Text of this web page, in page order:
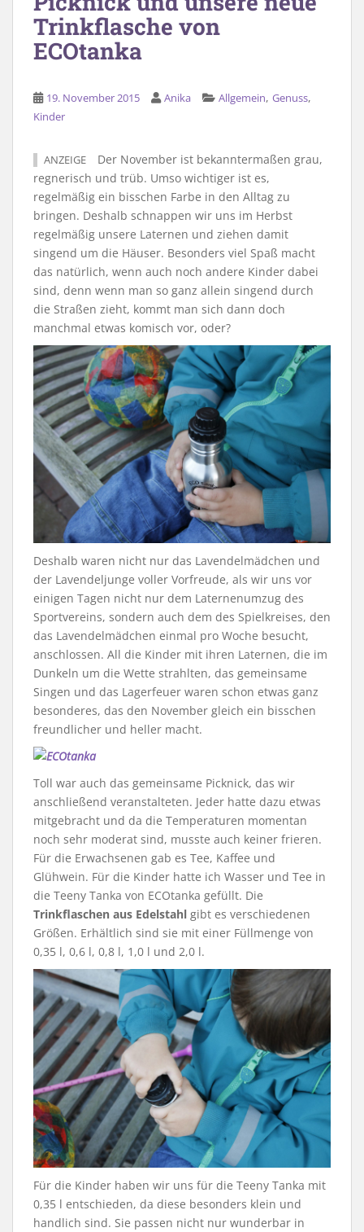
Trinkflasche von
ECOtanka
19. November 2015 Anika Allgemein, Genuss,
Kinder
ANZEIGE
Der November ist bekanntermaßen grau,
regnerisch und trüb. Umso wichtiger ist es,
regelmäßig ein bisschen Farbe in den Alltag zu
bringen. Deshalb schnappen wir uns im Herbst
regelmäßig unsere Laternen und ziehen damit
singend um die Häuser. Besonders viel Spaß macht
das natürlich, wenn auch noch andere Kinder dabei
sind, denn wenn man so ganz allein singend durch
die Straßen zieht, kommt man sich dann doch
manchmal etwas komisch vor, oder?
Deshalb waren nicht nur das Lavendelmädchen und
der Lavendeljunge voller Vorfreude, als wir uns vor
einigen Tagen nicht nur dem Laternenumzug des
Sportvereins, sondern auch dem des Spielkreises, den
das Lavendelmädchen einmal pro Woche besucht,
anschlossen. All die Kinder mit ihren Laternen, die im
Dunkeln um die Wette strahlten, das gemeinsame
Singen und das Lagerfeuer waren schon etwas ganz
besonderes, das den November gleich ein bisschen
freundlicher und heller macht.
Toll war auch das gemeinsame Picknick, das wir
anschließend veranstalteten. Jeder hatte dazu etwas
mitgebracht und da die Temperaturen momentan
noch sehr moderat sind, musste auch keiner frieren.
Für die Erwachsenen gab es Tee, Kaffee und
Glühwein. Für die Kinder hatte ich Wasser und Tee in
die Teeny Tanka von ECOtanka gefüllt. Die
Trinkflaschen aus Edelstahl gibt es verschiedenen
Größen. Erhältlich sind sie mit einer Füllmenge von
0,35 l, 0,6 l, 0,8 l, 1,0 l und 2,0 l.
Für die Kinder haben wir uns für die Teeny Tanka mit
0,35 l entschieden, da diese besonders klein und
handlich sind. Sie passen nicht nur wunderbar in